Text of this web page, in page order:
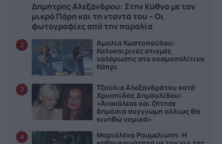
Δημήτρης Αλεξάνδρου: Στην Κύθνο με τον
μικρό Πάρη και τη νταντά του – Οι
φωτογραφίες από την παραλία
2
Αμαλία Κωστοπούλου:
Καλοκαιρινές στιγμές
χαλάρωσης στο κοσμοπολίτικο
Κάπρι
3
Τζούλια Αλεξανδράτου κατά
Χρυσηίδας Δημουλίδου:
«Ανακάλεσε και ζήτησε
δημόσια συγγνώμη αλλιώς θα
κινηθώ νομικά»
4
Μαριαλένα Ρουμελιώτη: Η